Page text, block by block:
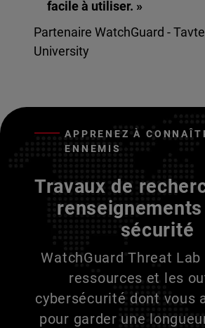
facile à utiliser. »
Partenaire WatchGuard -
University
APPRENEZ À
ENNEMIS
Travaux de
sécurité
WatchGuard Threat
ressources et les
cybersécurité dont vous
pour garder une